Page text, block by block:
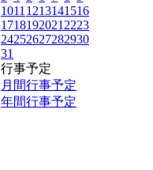
1011 1213141516
1718192021 2223
24252627282930
31
行事予定
月間行事予定
年間行事予定